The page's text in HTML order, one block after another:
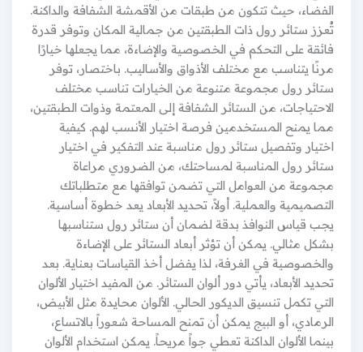
الفضاء، حيث تتكون من طبقات من الأقمشة الشفافة والداكنة.
تُعزز ستائر رول ذات الطبقتين من جمالية المكان وتوفر قدرة
فائقة على التحكم في الخصوصية والإضاءة، مما يجعلها خيارًا
مرنًا يتناسب مع مختلف الأذواق والأساليب. باختصار، توفر
ستائر رول مجموعة متنوعة من الخيارات تناسب مختلف
الاحتياجات، من الستائر الشفافة إلى المعتمة وذوات الطبقتين،
مما يمنح المستخدمين فرصة اختيار الأنسب لهم. كيفية
اختيار وتفصيل ستائر رول مناسبة عند التفكير في اختيار
ستائر رول المناسبة لمساحتك، من الضروري مراعاة
مجموعة من العوامل التي تضمن توافقها مع متطلباتك
التصميمية والعملية. أولاً، تحديد الأبعاد يعد خطوة أساسية.
يجب قياس النوافذ بدقة لضمان أن ستائر رول ستناسبها
بشكل مثالي. يمكن أن تؤثر أبعاد الستائر على الإضاءة
والخصوصية في الغرفة، لذا يفضل أخذ القياسات بعناية. بعد
تحديد الأبعاد، يأتي دور ألوان الستائر. من المفيد اختيار الألوان
التي تكمل تنسيق الديكور الحالي. الألوان محايدة مثل الأبيض،
الرمادي، أو البيج يمكن أن تمنح المساحة شعوراً بالاتساع،
بينما الألوان الداكنة تعطي جواً مريحاً. يمكن استخدام الألوان